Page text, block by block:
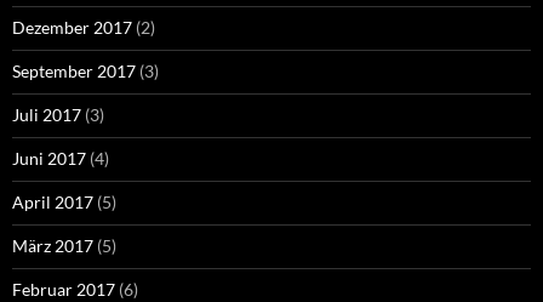
Dezember 2017 (2)
September 2017 (3)
Juli 2017 (3)
Juni 2017 (4)
April 2017 (5)
März 2017 (5)
Februar 2017 (6)